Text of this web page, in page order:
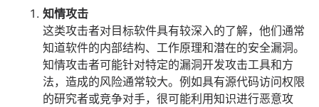
知情攻击
这类攻击者对目标软件具有较深入的了解，他们通常
知道软件的内部结构、工作原理和潜在的安全漏洞。
知情攻击者可能针对特定的漏洞开发攻击工具和方
法，造成的风险通常较大。例如具有源代码访问权限
的研究者或竞争对手，很可能利用知识进行恶意攻